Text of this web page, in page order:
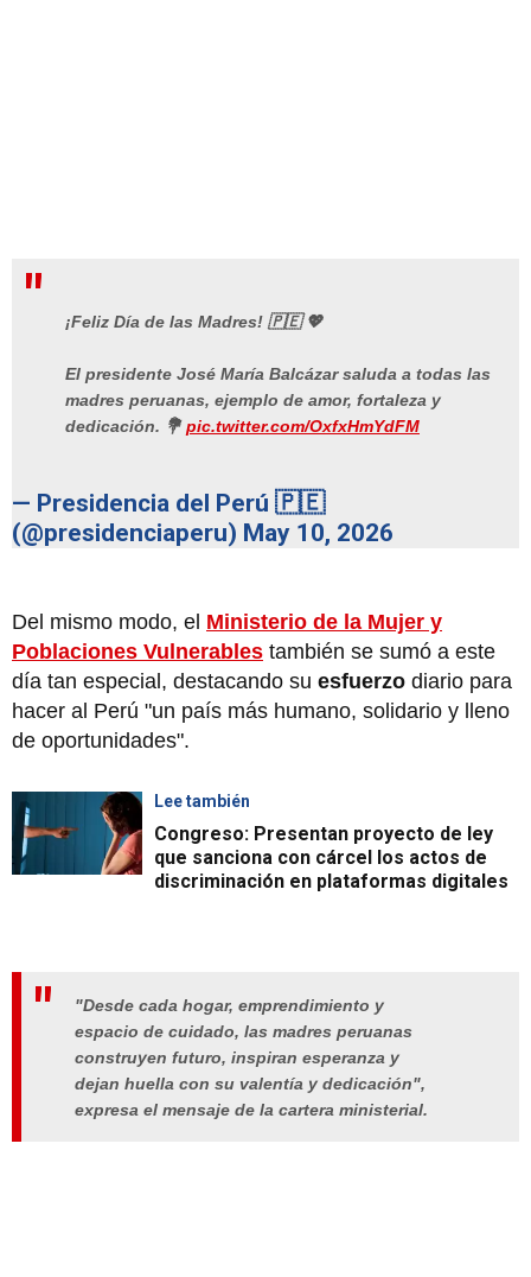
¡Feliz Día de las Madres! 🇵🇪 💖
El presidente José María Balcázar saluda a todas las
madres peruanas, ejemplo de amor, fortaleza y
dedicación. 💐pic.twitter.com/OxfxHmYdFM
— Presidencia del Perú 🇵🇪
(@presidenciaperu) May 10, 2026
Del mismo modo, el Ministerio de la Mujer y
Poblaciones Vulnerables también se sumó a este
día tan especial, destacando su esfuerzo diario para
hacer al Perú "un país más humano, solidario y lleno
de oportunidades".
Lee también
Congreso: Presentan proyecto de ley
que sanciona con cárcel los actos de
discriminación en plataformas digitales
"Desde cada hogar, emprendimiento y
espacio de cuidado, las madres peruanas
construyen futuro, inspiran esperanza y
dejan huella con su valentía y dedicación",
expresa el mensaje de la cartera ministerial.